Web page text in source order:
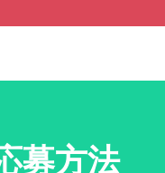
募方法